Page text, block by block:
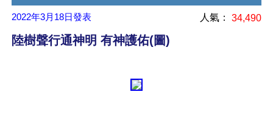
2022年3月18日發表 人氣： 34,490
陸樹聲行通神明 有神護佑(圖)